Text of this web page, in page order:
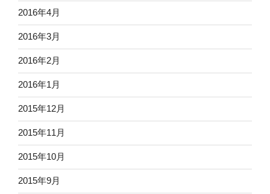
2016年4月
2016年3月
2016年2月
2016年1月
2015年12月
2015年11月
2015年10月
2015年9月